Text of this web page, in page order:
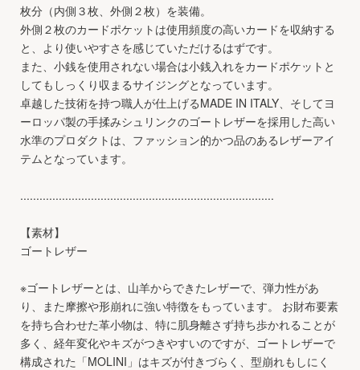
枚分（内側３枚、外側２枚）を装備。
外側２枚のカードポケットは使用頻度の高いカードを収納する
と、より使いやすさを感じていただけるはずです。
また、小銭を使用されない場合は小銭入れをカードポケットと
してもしっくり収まるサイジングとなっています。
卓越した技術を持つ職人が仕上げるMADE IN ITALY、そしてヨ
ーロッパ製の手揉みシュリンクのゴートレザーを採用した高い
水準のプロダクトは、ファッション的かつ品のあるレザーアイ
テムとなっています。
...............................................................................
【素材】
ゴートレザー
※ゴートレザーとは、山羊からできたレザーで、弾力性があ
り、また摩擦や形崩れに強い特徴をもっています。 お財布要素
を持ち合わせた革小物は、特に肌身離さず持ち歩かれることが
多く、経年変化やキズがつきやすいのですが、ゴートレザーで
構成された「MOLINI」はキズが付きづらく、型崩れもしにく